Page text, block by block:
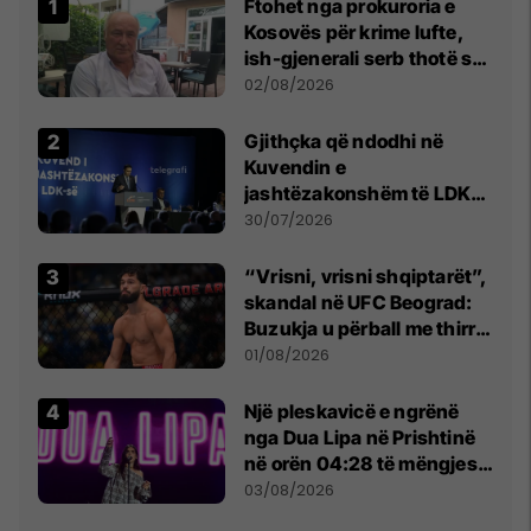
Ftohet nga prokuroria e
Kosovës për krime lufte,
ish-gjenerali serb thotë se
dikush e tradhtoi në
02/08/2026
Gjithçka që ndodhi në
Kuvendin e
jashtëzakonshëm të LDK-
së
30/07/2026
“Vrisni, vrisni shqiptarët”,
skandal në UFC Beograd:
Buzukja u përball me thirrje
anti-shqiptare nga
01/08/2026
Një pleskavicë e ngrënë
nga Dua Lipa në Prishtinë
në orën 04:28 të mëngjesit
- dhe bota digjitale serbe
03/08/2026